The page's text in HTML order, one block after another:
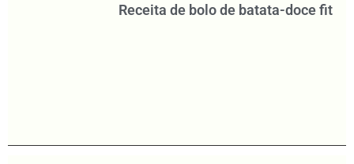
Receita de bolo de batata-doce fit